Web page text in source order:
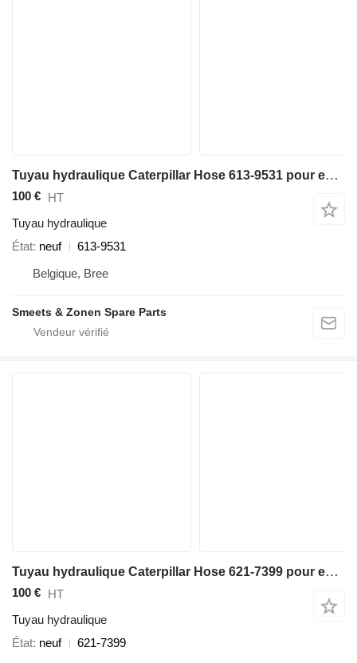
Tuyau hydraulique Caterpillar Hose 613-9531 pour excavateur
100 € HT
Tuyau hydraulique
État neuf
613-9531
Belgique, Bree
Smeets & Zonen Spare Parts
Tuyau hydraulique Caterpillar Hose 621-7399 pour excavateur
100 € HT
Tuyau hydraulique
État neuf
621-7399